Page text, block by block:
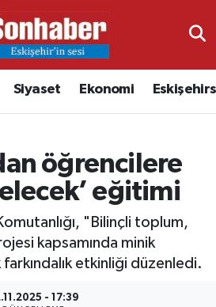
Siyaset Ekonomi
öğrencilere
eğitimi
"Bilinçli toplum,
kapsamında minik
etkinliği düzenledi.
- 17:39
ve Fikstür